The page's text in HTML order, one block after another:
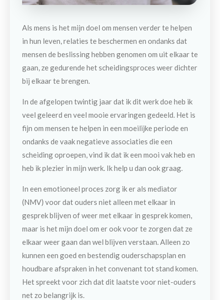
Als mens is het mijn doel om mensen verder te helpen
in hun leven, relaties te beschermen en ondanks dat
mensen de beslissing hebben genomen om uit elkaar te
gaan, ze gedurende het scheidingsproces weer dichter
bij elkaar te brengen.
In de afgelopen twintig jaar dat ik dit werk doe heb ik
veel geleerd en veel mooie ervaringen gedeeld. Het is
fijn om mensen te helpen in een moeilijke periode en
ondanks de vaak negatieve associaties die een
scheiding oproepen, vind ik dat ik een mooi vak heb en
heb ik plezier in mijn werk. Ik help u dan ook graag.
In een emotioneel proces zorg ik er als mediator
(NMV) voor dat ouders niet alleen met elkaar in
gesprek blijven of weer met elkaar in gesprek komen,
maar is het mijn doel om er ook voor te zorgen dat ze
elkaar weer gaan dan wel blijven verstaan. Alleen zo
kunnen een goed en bestendig ouderschapsplan en
houdbare afspraken in het convenant tot stand komen.
Het spreekt voor zich dat dit laatste voor niet-ouders
net zo belangrijk is.